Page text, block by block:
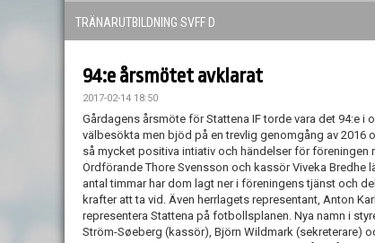
TRÄNARUTBILDNING SVFF D
94:e årsmötet avklarat
2017-02-14 18:50
Gårdagens årsmöte för Stattena IF torde vara det 94:e
välbesökta men bjöd på en trevlig genomgång av 2016
så mycket positiva intiativ och händelser för föreningen
Ordförande Thore Svensson och kassör Viveka
antal timmar har dom lagt ner i föreningens tjänst och
krafter att ta vid. Även herrlagets representant, Anton
representera Stattena på fotbollsplanen. Nya namn i
Ström-Søeberg (kassör), Björn Wildmark (sekreterare)